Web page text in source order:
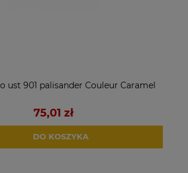
ust 901 palisander Couleur Caramel
75,01 zł
DO KOSZYKA